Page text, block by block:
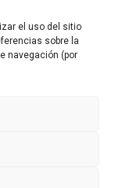
el uso del sitio
sobre la
navegación (por